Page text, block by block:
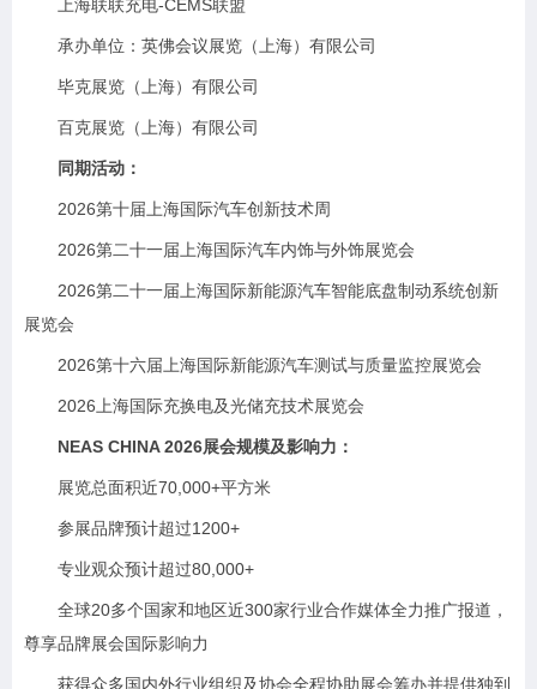
上海联联充电-CEMS联盟
承办单位：英佛会议展览（上海）有限公司
毕克展览（上海）有限公司
百克展览（上海）有限公司
同期活动：
2026第十届上海国际汽车创新技术周
2026第二十一届上海国际汽车内饰与外饰展览会
2026第二十一届上海国际新能源汽车智能底盘制动系统创新
展览会
2026第十六届上海国际新能源汽车测试与质量监控展览会
2026上海国际充换电及光储充技术展览会
NEAS CHINA 2026展会规模及影响力：
展览总面积近70,000+平方米
参展品牌预计超过1200+
专业观众预计超过80,000+
全球20多个国家和地区近300家行业合作媒体全力推广报道，
尊享品牌展会国际影响力
获得众多国内外行业组织及协会全程协助展会筹办并提供独到